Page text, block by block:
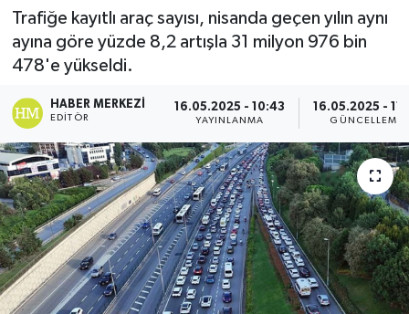
Trafiğe kayıtlı araç sayısı, nisanda geçen yılın aynı
ayına göre yüzde 8,2 artışla 31 milyon 976 bin
478'e yükseldi.
HABER MERKEZI
EDITÖR
16.05.2025 - 10:43
YAYINLANMA
16.05.2025 -
GÜNCELLEME
Spor
Turizm
Son Dakika Haberleri
Haber Arşivi